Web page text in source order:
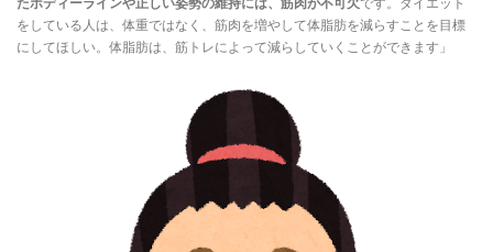
をしている人は、体重ではなく、筋肉を増やして体脂肪を減らすことを目標
にしてほしい。体脂肪は、筋トレによって減らしていくことができます」